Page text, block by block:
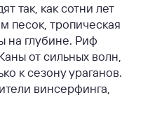
так, как сотни лет
песок, тропическая
на глубине. Риф
от сильных волн,
к сезону ураганов.
винсерфинга,